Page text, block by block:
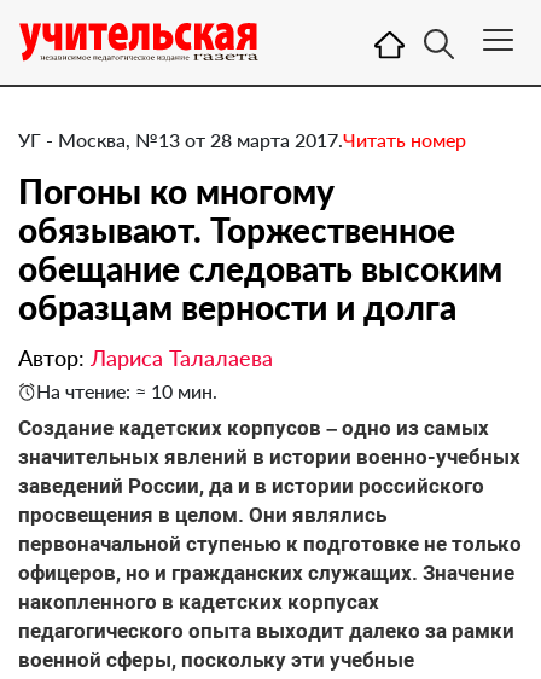
УГ - Москва, №13 от 28 марта 2017.Читать номер
Погоны ко многому
обязывают. Торжественное
обещание следовать высоким
образцам верности и долга
Автор: Лариса Талалаева
На чтение: ≈ 10 мин.
​Создание кадетских корпусов – одно из самых
значительных явлений в истории военно-учебных
заведений России, да и в истории российского
просвещения в целом. Они являлись
первоначальной ступенью к подготовке не только
офицеров, но и гражданских служащих. Значение
накопленного в кадетских корпусах
педагогического опыта выходит далеко за рамки
военной сферы, поскольку эти учебные